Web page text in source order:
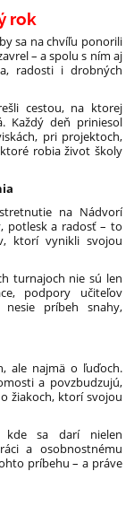
rok
sa na chvíľu ponorili
– a spolu s ním aj
radosti i drobných
cestou, na ktorej
Každý deň priniesol
pri projektoch,
robia život školy
na Nádvorí
potlesk a radosť – to
ktorí vynikli svojou
turnajoch nie sú len
podpory učiteľov
príbeh snahy,
ale najmä o ľuďoch.
a povzbudzujú,
žiakoch, ktorí svojou
kde sa darí nielen
a osobnostnému
príbehu – a práve